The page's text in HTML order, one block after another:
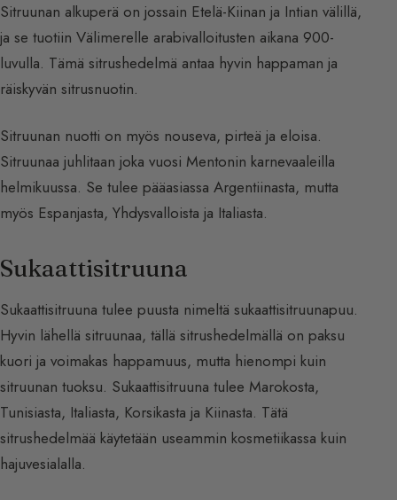
Sitruunan alkuperä on jossain Etelä-Kiinan ja Intian välillä,
ja se tuotiin Välimerelle arabivalloitusten aikana 900-
luvulla. Tämä sitrushedelmä antaa hyvin happaman ja
räiskyvän sitrusnuotin.
Sitruunan nuotti on myös nouseva, pirteä ja eloisa.
Sitruunaa juhlitaan joka vuosi Mentonin karnevaaleilla
helmikuussa. Se tulee pääasiassa Argentiinasta, mutta
myös Espanjasta, Yhdysvalloista ja Italiasta.
Sukaattisitruuna
Sukaattisitruuna tulee puusta nimeltä sukaattisitruunapuu.
Hyvin lähellä sitruunaa, tällä sitrushedelmällä on paksu
kuori ja voimakas happamuus, mutta hienompi kuin
sitruunan tuoksu. Sukaattisitruuna tulee Marokosta,
Tunisiasta, Italiasta, Korsikasta ja Kiinasta. Tätä
sitrushedelmää käytetään useammin kosmetiikassa kuin
hajuvesialalla.